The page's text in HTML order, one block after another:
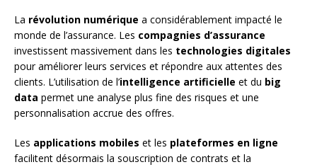
La révolution numérique a considérablement impacté le
monde de l’assurance. Les compagnies d’assurance
investissent massivement dans les technologies digitales
pour améliorer leurs services et répondre aux attentes des
clients. L’utilisation de l’intelligence artificielle et du big
data permet une analyse plus fine des risques et une
personnalisation accrue des offres.
Les applications mobiles et les plateformes en ligne
facilitent désormais la souscription de contrats et la